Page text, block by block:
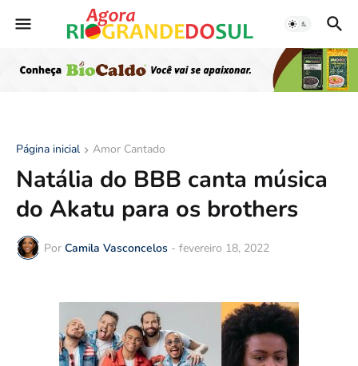
Página inicial Amor Cantado
Natália do BBB canta música
do Akatu para os brothers
Por Camila Vasconcelos - fevereiro 18, 2022